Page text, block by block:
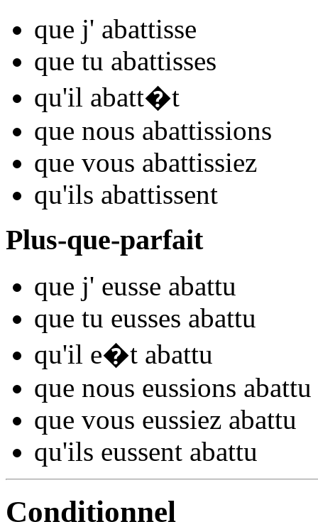
que j' abattisse
que tu abattisses
qu'il abatt�t
que nous abattissions
que vous abattissiez
qu'ils abattissent
Plus-que-parfait
que j' eusse abattu
que tu eusses abattu
qu'il e�t abattu
que nous eussions abattu
que vous eussiez abattu
qu'ils eussent abattu
Conditionnel